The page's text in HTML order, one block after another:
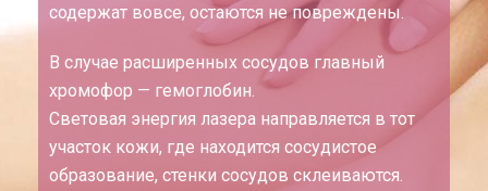
содержат вовсе, остаются не повреждены.
В случае расширенных сосудов главный
хромофор — гемоглобин.
Световая энергия лазера направляется в тот
участок кожи, где находится сосудистое
образование, стенки сосудов склеиваются.